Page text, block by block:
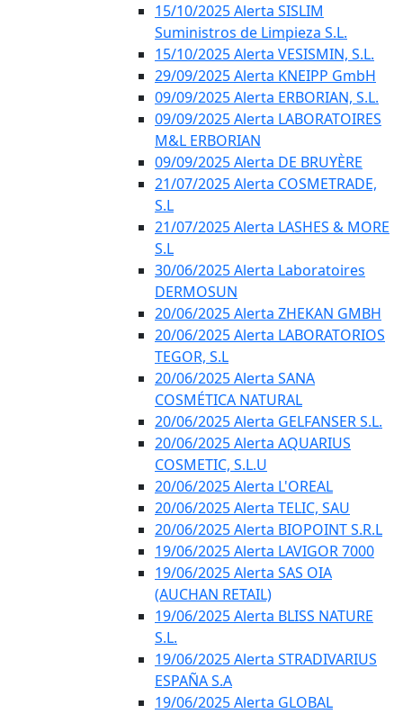
15/10/2025 Alerta SISLIM
Suministros de Limpieza S.L.
15/10/2025 Alerta VESISMIN, S.L.
29/09/2025 Alerta KNEIPP GmbH
09/09/2025 Alerta ERBORIAN, S.L.
09/09/2025 Alerta LABORATOIRES
M&L ERBORIAN
09/09/2025 Alerta DE BRUYÈRE
21/07/2025 Alerta COSMETRADE,
S.L
21/07/2025 Alerta LASHES & MORE
S.L
30/06/2025 Alerta Laboratoires
DERMOSUN
20/06/2025 Alerta ZHEKAN GMBH
20/06/2025 Alerta LABORATORIOS
TEGOR, S.L
20/06/2025 Alerta SANA
COSMÉTICA NATURAL
20/06/2025 Alerta GELFANSER S.L.
20/06/2025 Alerta AQUARIUS
COSMETIC, S.L.U
20/06/2025 Alerta L'OREAL
20/06/2025 Alerta TELIC, SAU
20/06/2025 Alerta BIOPOINT S.R.L
19/06/2025 Alerta LAVIGOR 7000
19/06/2025 Alerta SAS OIA
(AUCHAN RETAIL)
19/06/2025 Alerta BLISS NATURE
S.L.
19/06/2025 Alerta STRADIVARIUS
ESPAÑA S.A
19/06/2025 Alerta GLOBAL